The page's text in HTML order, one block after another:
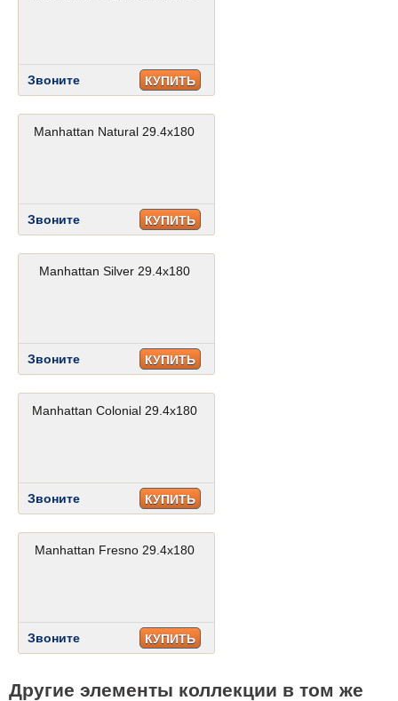
Звоните КУПИТЬ
Manhattan Natural 29.4x180
Звоните КУПИТЬ
Manhattan Silver 29.4x180
Звоните КУПИТЬ
Manhattan Colonial 29.4x180
Звоните КУПИТЬ
Manhattan Fresno 29.4x180
Звоните КУПИТЬ
Другие элементы коллекции в том же